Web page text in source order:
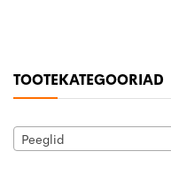
TOOTEKATEGOORIAD
Peeglid